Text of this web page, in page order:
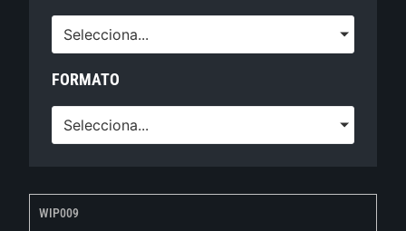
Selecciona...
FORMATO
Selecciona...
WIP009